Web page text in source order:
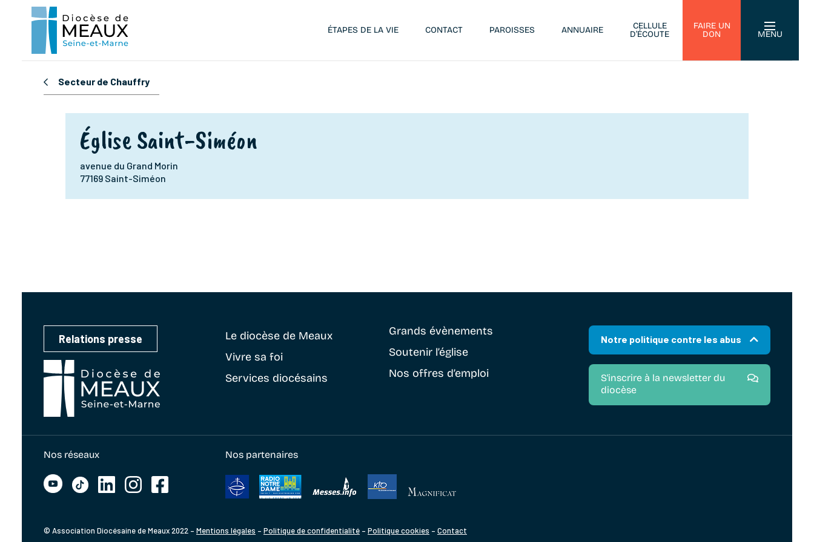
ÉTAPES DE LA VIE CONTACT PAROISSES ANNUAIRE
CELLULE
D’ÉCOUTE
FAIRE UN
DON
MENU
Secteur de Chauffry
Église Saint-Siméon
avenue du Grand Morin
77169 Saint-Siméon
Relations presse Le diocèse de Meaux
Vivre sa foi
Services diocésains
Grands évènements
Soutenir l’église
Nos offres d’emploi
Notre politique contre les abus
S'inscrire à la newsletter du
diocèse
Nos réseaux Nos partenaires
© Association Diocésaine de Meaux 2022 – Mentions légales – Politique de confidentialité – Politique cookies – Contact